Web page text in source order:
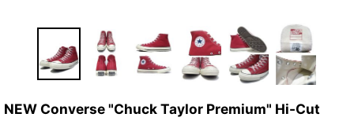
NEW Converse "Chuck Taylor Premium" Hi-Cut